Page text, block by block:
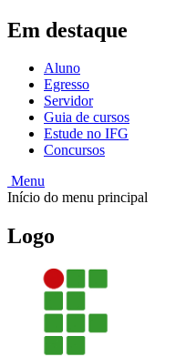
Em destaque
Aluno
Egresso
Servidor
Guia de cursos
Estude no IFG
Concursos
Menu
Início do menu principal
Logo